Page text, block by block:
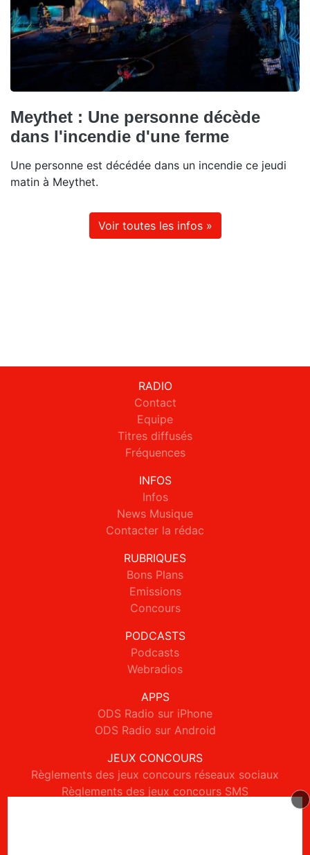
Meythet : Une personne décède
dans l'incendie d'une ferme
Une personne est décédée dans un incendie ce jeudi
matin à Meythet.
Voir toutes les infos »
RADIO
Contact
Equipe
Titres diffusés
Fréquences
INFOS
Infos
News Musique
Contacter la rédac
RUBRIQUES
Bons Plans
Emissions
Concours
PODCASTS
Podcasts
Webradios
APPS
ODS Radio sur iPhone
ODS Radio sur Android
JEUX CONCOURS
Règlements des jeux concours réseaux sociaux
Règlements des jeux concours SMS